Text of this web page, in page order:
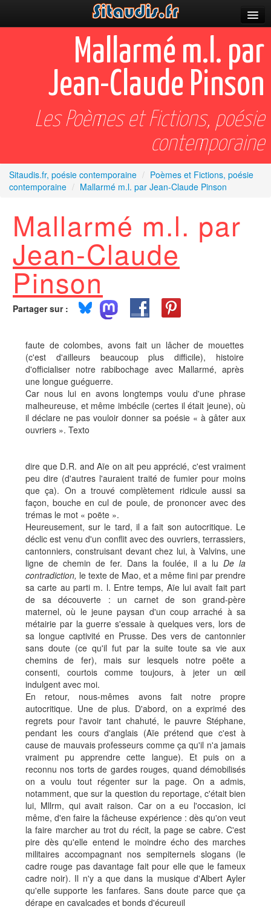
Poèmes et fictions
Apparitions
Célébrations
Prescriptions
Plus
Mallarmé m.l. par
Jean-Claude Pinson
Les Poèmes et Fictions, poésie
contemporaine
Sitaudis.fr, poésie contemporaine / Poèmes et Fictions, poésie
contemporaine / Mallarmé m.l. par Jean-Claude Pinson
Mallarmé m.l. par
Jean-Claude
Pinson
Partager sur :
faute de colombes, avons fait un lâcher de mouettes
(c'est d'ailleurs beaucoup plus difficile), histoire
d'officialiser notre rabibochage avec Mallarmé, après
une longue guéguerre.
Car nous lui en avons longtemps voulu d'une phrase
malheureuse, et même imbécile (certes il était jeune), où
il déclare ne pas vouloir donner sa poésie « à gâter aux
ouvriers ». Texto
dire que D.R. and Aïe on ait peu apprécié, c'est vraiment
peu dire (d'autres l'auraient traité de fumier pour moins
que ça). On a trouvé complètement ridicule aussi sa
façon, bouche en cul de poule, de prononcer avec des
trémas le mot « poëte ».
Heureusement, sur le tard, il a fait son autocritique. Le
déclic est venu d'un conflit avec des ouvriers, terrassiers,
cantonniers, construisant devant chez lui, à Valvins, une
ligne de chemin de fer. Dans la foulée, il a luDe la
contradiction, le texte de Mao, et a même fini par prendre
sa carte au parti m. l. Entre temps, Aïe lui avait fait part
de sa découverte : un carnet de son grand-père
maternel, où le jeune paysan d'un coup arraché à sa
métairie par la guerre s'essaie à quelques vers, lors de
sa longue captivité en Prusse. Des vers de cantonnier
sans doute (ce qu'il fut par la suite toute sa vie aux
chemins de fer), mais sur lesquels notre poëte a
consenti, courtois comme toujours, à jeter un œil
indulgent avec moi.
En retour, nous-mêmes avons fait notre propre
autocritique. Une de plus. D'abord, on a exprimé des
regrets pour l'avoir tant chahuté, le pauvre Stéphane,
pendant les cours d'anglais (Aïe prétend que c'est à
cause de mauvais professeurs comme ça qu'il n'a jamais
vraiment pu apprendre cette langue). Et puis on a
reconnu nos torts de gardes rouges, quand démobilisés
on a voulu tout régenter sur la page. On a admis,
notamment, que sur la question du reportage, c'était bien
lui, Mllrm, qui avait raison. Car on a eu l'occasion, ici
même, d'en faire la fâcheuse expérience : dès qu'on veut
la faire marcher au trot du récit, la page se cabre. C'est
pire dès qu'elle entend le moindre écho des marches
militaires accompagnant nos sempiternels slogans (le
cadre rouge pas davantage fait pour elle que le fameux
cadre noir). Il n'y a que dans la musique d'Albert Ayler
qu'elle supporte les fanfares. Sans doute parce que ça
dérape en cavalcades et bonds d'écureuil